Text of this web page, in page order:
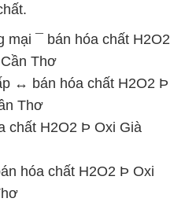
mại ¯ bán hóa chất H2O2
Thơ
↔ bán hóa chất H2O2 Þ
Thơ
chất H2O2 Þ Oxi Già
hóa chất H2O2 Þ Oxi